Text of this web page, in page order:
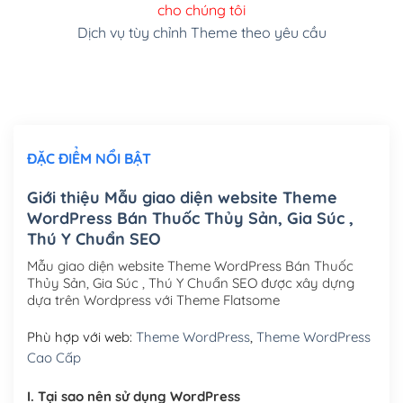
Cài đặt SMTP Mail cho site Wordpress(+100,000₫)
Mua thêm Host + Tên miền
Tên miền quốc tế .com .net .org (1 năm)
Tên miền Việt Nam .vn (1 năm) (+550,000₫)
Hosting 2GB SSD (1 năm) (+450,000₫)
Hosting 3GB SSD (1 năm) (+550,000₫)
Hosting 5GB SSD (1 năm) (+650,000₫)
Hosting 8GB SSD (1 năm)
cho chúng tôi
Dịch vụ tùy chỉnh Theme theo yêu cầu
ĐẶC ĐIỂM NỔI BẬT
Giới thiệu Mẫu giao diện website Theme
WordPress Bán Thuốc Thủy Sản, Gia Súc ,
Thú Y Chuẩn SEO
Mẫu giao diện website Theme WordPress Bán Thuốc
Thủy Sản, Gia Súc , Thú Y Chuẩn SEO được xây dựng
dựa trên Wordpress với Theme Flatsome
Phù hợp với web: Theme WordPress, Theme WordPress
Cao Cấp
I. Tại sao nên sử dụng WordPress